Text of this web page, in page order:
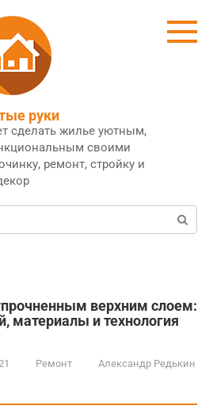
руки
сделать жилье уютным,
своими
ремонт, стройку и
верхним слоем:
материалы и технология
Ремонт Александр Редькин